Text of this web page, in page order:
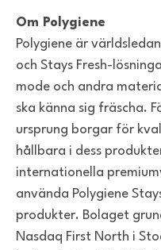
Om Polygiene
Polygiene är
och Stays Fresh-
mode och andra
ska känna sig fräscha.
ursprung borgar för
hållbara i dess
internationella
använda Polygiene
produkter. Bolaget
Nasdaq First North i